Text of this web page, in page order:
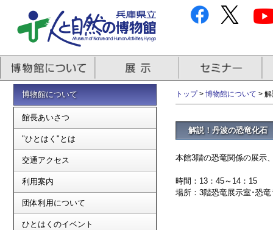
博物館について
館長あいさつ
"ひとはく"とは
交通アクセス
利用案内
団体利用について
ひとはくのイベント
トップ> 博物館について >
解説！丹波の恐竜化石
本館3階の恐竜関係の展示
時間：13：45～14：15
場所：3階恐竜展示室･恐竜